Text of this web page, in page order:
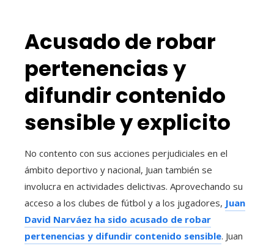
Acusado de robar
pertenencias y
difundir contenido
sensible y explicito
No contento con sus acciones perjudiciales en el
ámbito deportivo y nacional, Juan también se
involucra en actividades delictivas. Aprovechando su
acceso a los clubes de fútbol y a los jugadores, Juan
David Narváez ha sido acusado de robar
pertenencias y difundir contenido sensible. Juan